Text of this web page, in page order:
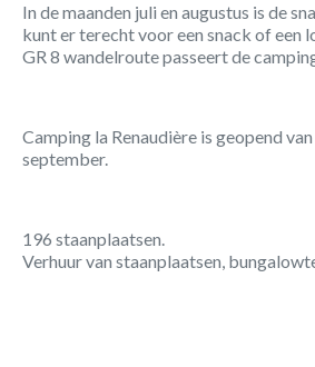
In de maanden juli en augustus is de
kunt er terecht voor een snack of een
GR 8 wandelroute passeert de
Camping la Renaudière is geopend
september.
196 staanplaatsen.
Verhuur van staanplaatsen,